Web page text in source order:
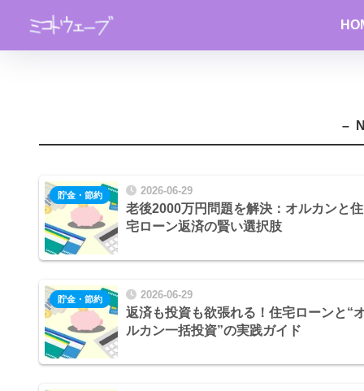
–
2026-06-29
老後2000万円問題を解決：オルカンと住
宅ローン返済の賢い選択肢
貯金・節約
2026-06-29
返済も投資も欲張れる！住宅ローンと“
ルカン一括投資”の実践ガイド
貯金・節約